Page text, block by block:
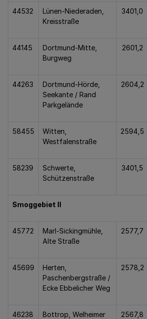
44532
Lünen-Niederaden,
Kreisstraße
3401,0
44145
Dortmund-Mitte,
Burgweg
2601,2
44263
Dortmund-Hörde,
Seekante / Rand
Parkgelände
2604,2
58455
Witten,
Westfalenstraße
2594,5
58239
Schwerte,
Schützenstraße
3401,5
Smoggebiet II
45772
Marl-Sickingmühle,
Alte Straße
2577,7
45699
Herten,
Paschenbergstraße /
Ecke Ebbelicher Weg
2578,2
46238 Bottrop, Welheimer 2567,8